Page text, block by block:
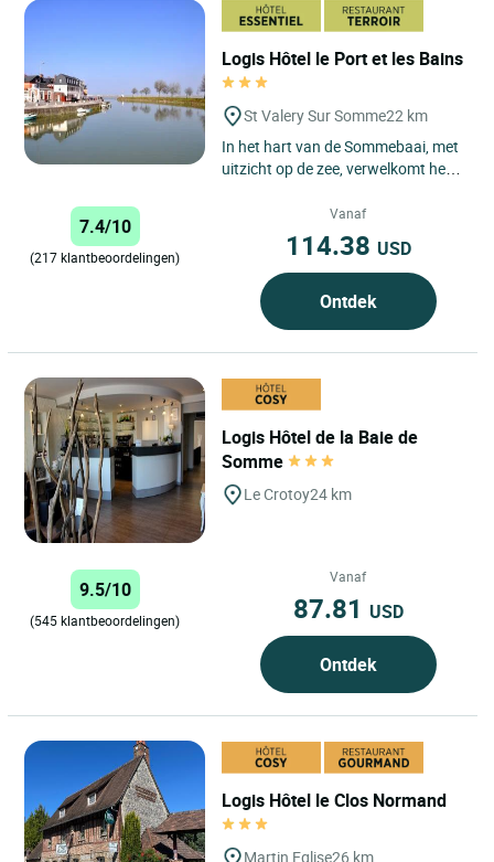
Logis Hôtel le Port et les Bains
St Valery Sur Somme22 km
In het hart van de Sommebaai, met
uitzicht op de zee, verwelkomt het
Bains in Saint-Valéry-sur-Somme...
7.4/10
(217 klantbeoordelingen)
Vanaf
114.38 USD
Ontdek
Logis Hôtel de la Baie de
Somme
Le Crotoy24 km
9.5/10
(545 klantbeoordelingen)
Vanaf
87.81 USD
Ontdek
Logis Hôtel le Clos Normand
Martin Eglise26 km